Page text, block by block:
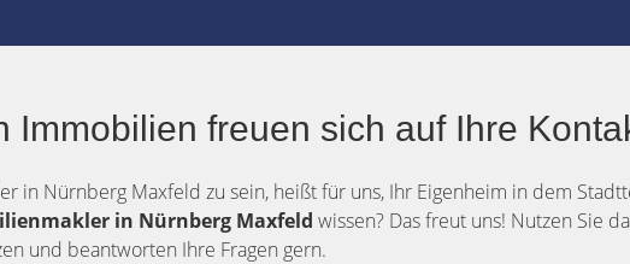
Immobilien freuen sich auf Ihre
in Nürnberg Maxfeld zu sein, heißt für uns, Ihr Eigenheim in dem
in Nürnberg Maxfeld wissen? Das freut uns! Nutzen Sie
und beantworten Ihre Fragen gern.